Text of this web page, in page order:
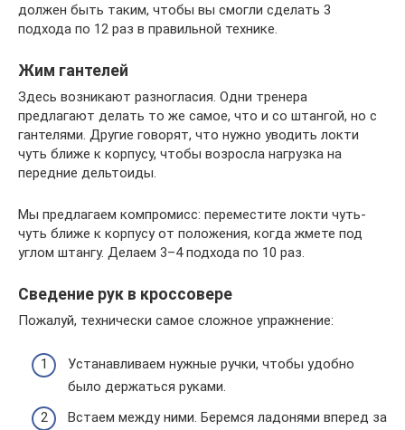
должен быть таким, чтобы вы смогли сделать 3
подхода по 12 раз в правильной технике.
Жим гантелей
Здесь возникают разногласия. Одни тренера
предлагают делать то же самое, что и со штангой, но с
гантелями. Другие говорят, что нужно уводить локти
чуть ближе к корпусу, чтобы возросла нагрузка на
передние дельтоиды.
Мы предлагаем компромисс: переместите локти чуть-
чуть ближе к корпусу от положения, когда жмете под
углом штангу. Делаем 3–4 подхода по 10 раз.
Сведение рук в кроссовере
Пожалуй, технически самое сложное упражнение:
Устанавливаем нужные ручки, чтобы удобно
было держаться руками.
Встаем между ними. Беремся ладонями вперед за